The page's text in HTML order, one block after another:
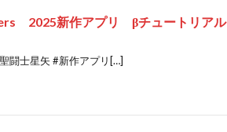
2025新作アプリ βチュートリアル
闘士星矢 #新作アプリ[…]